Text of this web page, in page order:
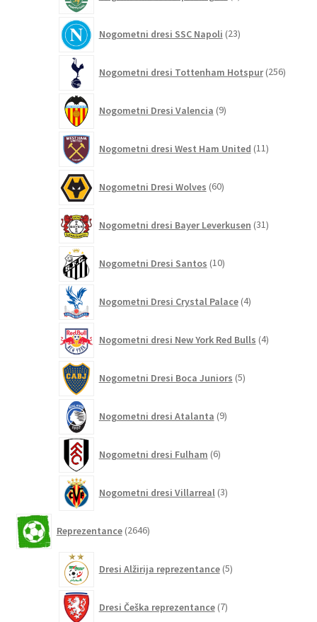
Nogometni dresi SSC Napoli 23izdelkov
Nogometni dresi Tottenham Hotspur 256
Nogometni Dresi Valencia 9izdelkov
Nogometni dresi West Ham United 11izdelkov
Nogometni Dresi Wolves 60izdelkov
Nogometni dresi Bayer Leverkusen 31izdelkov
Nogometni Dresi Santos 10izdelkov
Nogometni Dresi Crystal Palace 4izdelki
Nogometni dresi New York Red Bulls 4izdelki
Nogometni Dresi Boca Juniors 5izdelkov
Nogometni dresi Atalanta 9izdelkov
Nogometni dresi Fulham 6izdelkov
Nogometni dresi Villarreal 3izdelki
Reprezentance 2646izdelkov
Dresi Alžirija reprezentance 5izdelkov
Dresi Češka reprezentance 7izdelkov